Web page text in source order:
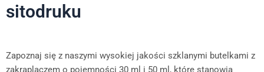
sitodruku
Zapoznaj się z naszymi wysokiej jakości szklanymi butelkami z
zakraplaczem o pojemności 30 ml i 50 ml, które stanowią